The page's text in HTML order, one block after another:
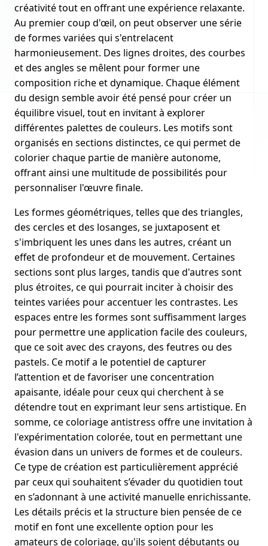
créativité tout en offrant une expérience relaxante.
Au premier coup d'œil, on peut observer une série
de formes variées qui s'entrelacent
harmonieusement. Des lignes droites, des courbes
et des angles se mêlent pour former une
composition riche et dynamique. Chaque élément
du design semble avoir été pensé pour créer un
équilibre visuel, tout en invitant à explorer
différentes palettes de couleurs. Les motifs sont
organisés en sections distinctes, ce qui permet de
colorier chaque partie de manière autonome,
offrant ainsi une multitude de possibilités pour
personnaliser l'œuvre finale.
Les formes géométriques, telles que des triangles,
des cercles et des losanges, se juxtaposent et
s'imbriquent les unes dans les autres, créant un
effet de profondeur et de mouvement. Certaines
sections sont plus larges, tandis que d'autres sont
plus étroites, ce qui pourrait inciter à choisir des
teintes variées pour accentuer les contrastes. Les
espaces entre les formes sont suffisamment larges
pour permettre une application facile des couleurs,
que ce soit avec des crayons, des feutres ou des
pastels. Ce motif a le potentiel de capturer
l’attention et de favoriser une concentration
apaisante, idéale pour ceux qui cherchent à se
détendre tout en exprimant leur sens artistique. En
somme, ce coloriage antistress offre une invitation à
l'expérimentation colorée, tout en permettant une
évasion dans un univers de formes et de couleurs.
Ce type de création est particulièrement apprécié
par ceux qui souhaitent s’évader du quotidien tout
en s’adonnant à une activité manuelle enrichissante.
Les détails précis et la structure bien pensée de ce
motif en font une excellente option pour les
amateurs de coloriage, qu'ils soient débutants ou